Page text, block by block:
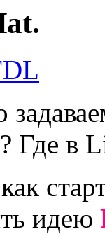
? Где в
идею